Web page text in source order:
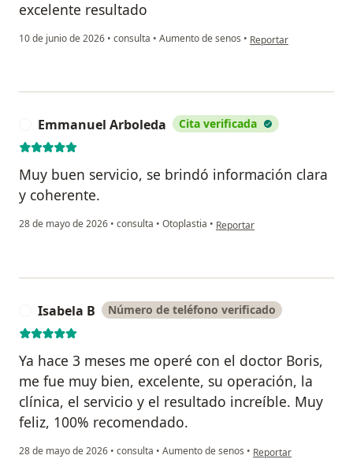
excelente resultado
10 de junio de 2026 • consulta • Aumento de senos • en opinión del usuario
Reportar
Emmanuel Arboleda Cita verificada
Muy buen servicio, se brindó información clara
y coherente.
28 de mayo de 2026 • consulta • Otoplastia • en opinión del usuario
Reportar
Isabela B Número de teléfono verificado
Ya hace 3 meses me operé con el doctor Boris,
me fue muy bien, excelente, su operación, la
clínica, el servicio y el resultado increíble. Muy
feliz, 100% recomendado.
28 de mayo de 2026 • consulta • Aumento de senos • en opinión del usuario
Reportar